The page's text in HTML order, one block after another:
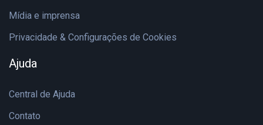
Mídia e imprensa
Privacidade & Configurações de Cookies
Ajuda
Central de Ajuda
Contato